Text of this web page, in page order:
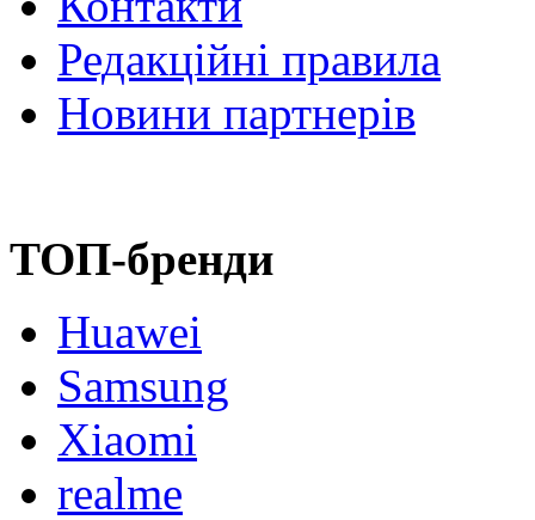
Редакційні правила
Новини партнерів
ТОП-бренди
Huawei
Samsung
Xiaomi
realme